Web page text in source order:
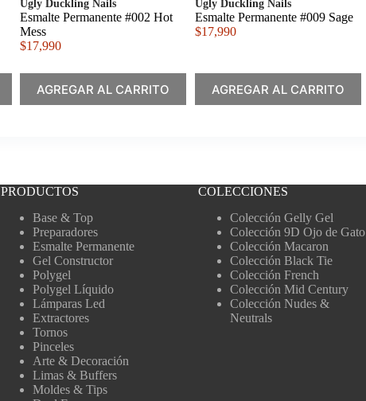
Ugly Duckling Nails
Esmalte Permanente #002 Hot
Mess
$17,990
AGREGAR AL CARRITO
Ugly Duckling Nails
Esmalte Permanente #009 Sage
$17,990
AGREGAR AL CARRITO
PRODUCTOS
Base & Top
Preparadores
Esmalte Permanente
Gel Constructor
Polygel
Polygel Líquido
Lámparas Led
Extractores
Tornos
Pinceles
Arte & Decoración
Limas & Buffers
Moldes & Tips
COLECCIONES
Colección Gelly Gel
Colección 9D Ojo de Gato
Colección Macaron
Colección Black Tie
Colección French
Colección Mid Century
Colección Nudes &
Neutrals